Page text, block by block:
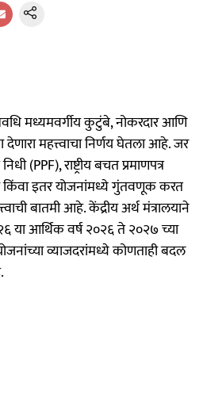
मध्यमवर्गीय कुटुंबे, नोकरदार आणि
महत्त्वाचा निर्णय घेतला आहे. जर
(PPF), राष्ट्रीय बचत प्रमाणपत्र
किंवा इतर योजनांमध्ये गुंतवणूक करत
बातमी आहे. केंद्रीय अर्थ मंत्रालयाने
या आर्थिक वर्ष २०२६ ते २०२७ च्या
व्याजदरांमध्ये कोणताही बदल